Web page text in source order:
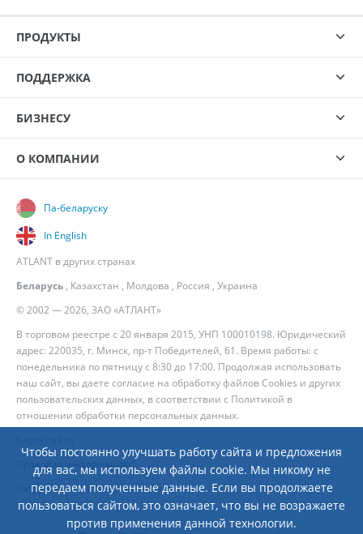
Чтобы постоянно улучшать работу сайта и предложения
для вас, мы используем файлы cookie. Мы никому не
передаем полученные данные. Если вы продолжаете
пользоваться сайтом, это означает, что вы не возражаете
против применения данной технологии.
ПРОДУКТЫ
ПОДДЕРЖКА
БИЗНЕСУ
О КОМПАНИИ
© 2002 — 2026, ЗАО «АТЛАНТ»
В торговом реестре с 20 января 2015, УНП 100010198. Юридический
адрес: 220035, г. Минск, пр-т Победителей, 61. Время работы: с
понедельника по пятницу с 8:30 до 17:00. Продолжая использовать
наш сайт, вы даете согласие на обработку файлов Cookies и других
пользовательских данных, в соответствии с Политикой в
отношении обработки персональных данных.
Разработка сайта— Новый Сайт
Па-беларуску
In English
ATLANT в других странах
Беларусь , Казахстан , Молдова , Россия , Украина